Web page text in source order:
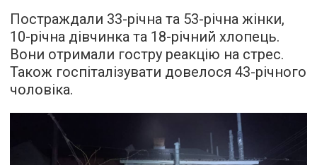
Постраждали 33-річна та 53-річна жінки,
10-річна дівчинка та 18-річний хлопець.
Вони отримали гостру реакцію на стрес.
Також госпіталізувати довелося 43-річного
чоловіка.